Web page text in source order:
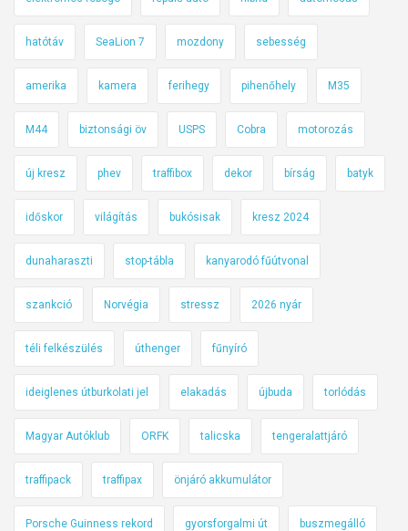
hatótáv SeaLion 7 mozdony sebesség
amerika kamera ferihegy pihenőhely M35
M44 biztonsági öv USPS Cobra motorozás
új kresz phev traffibox dekor bírság batyk
időskor világítás bukósisak kresz 2024
dunaharaszti stop-tábla kanyarodó fűútvonal
szankció Norvégia stressz 2026 nyár
téli felkészülés úthenger fűnyíró
ideiglenes útburkolati jel elakadás újbuda torlódás
Magyar Autóklub ORFK talicska tengeralattjáró
traffipack traffipax önjáró akkumulátor
Porsche Guinness rekord gyorsforgalmi út buszmegálló